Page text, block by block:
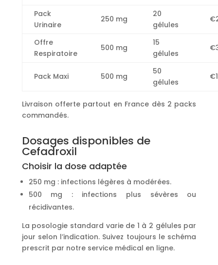
Pack
Urinaire
250 mg
20
gélules
Offre
Respiratoire
500 mg
15
gélules
Pack Maxi 500 mg
50
gélules
Livraison offerte partout en France dès 2 packs
commandés.
Dosages disponibles de
Cefadroxil
Choisir la dose adaptée
250 mg : infections légères à modérées.
500 mg : infections plus sévères ou
récidivantes.
La posologie standard varie de 1 à 2 gélules par
jour selon l’indication. Suivez toujours le schéma
prescrit par notre service médical en ligne.